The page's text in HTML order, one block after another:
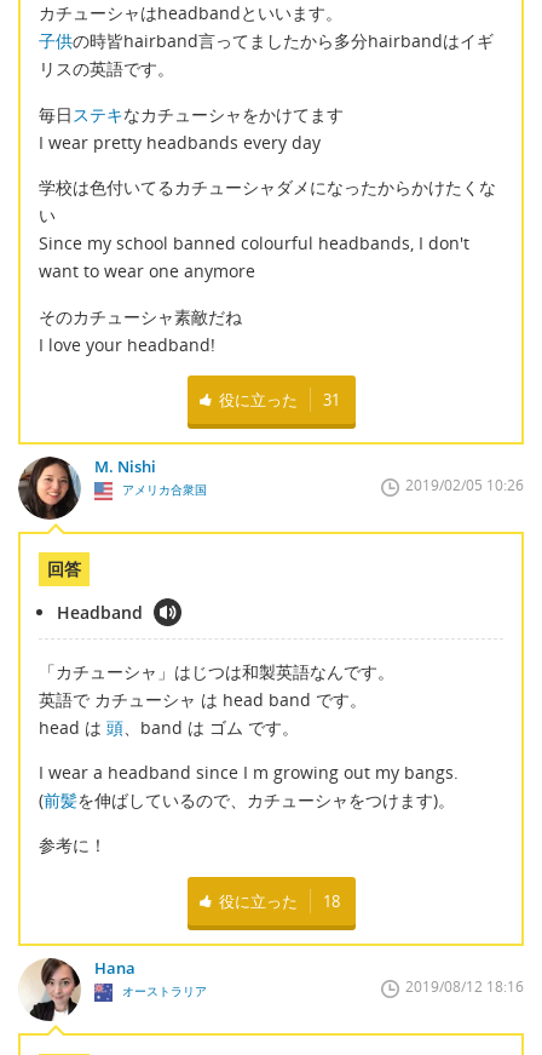
カチューシャはheadbandといいます。
子供の時皆hairband言ってましたから多分hairbandはイギ
リスの英語です。
毎日ステキなカチューシャをかけてます
I wear pretty headbands every day
学校は色付いてるカチューシャダメになったからかけたくな
い
Since my school banned colourful headbands, I don't
want to wear one anymore
そのカチューシャ素敵だね
I love your headband!
役に立った 31
M. Nishi
アメリカ合衆国 2019/02/05 10:26
回答
Headband
「カチューシャ」はじつは和製英語なんです。
英語で カチューシャ は head band です。
head は 頭 、band は ゴム です。
I wear a headband since I m growing out my bangs.
(前髪を伸ばしているので、カチューシャをつけます)。
参考に！
役に立った 18
Hana
オーストラリア 2019/08/12 18:16